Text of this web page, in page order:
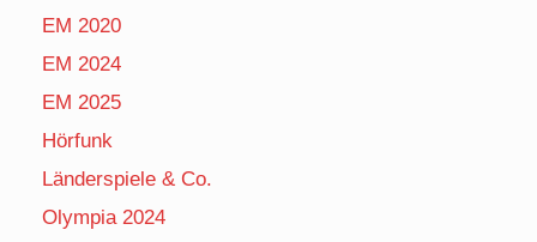
EM 2020
EM 2024
EM 2025
Hörfunk
Länderspiele & Co.
Olympia 2024